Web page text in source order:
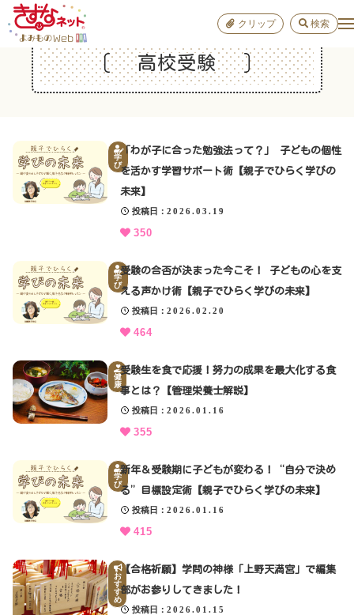
高校受験
学
び
「わが子に合った勉強法って？」 子どもの個性
を活かす学習サポート術【親子でひらく学びの
未来】
投稿日 2026.03.19
350
学
び
受験の合否が決まった今こそ！ 子どもの心を支
える声かけ術【親子でひらく学びの未来】
投稿日 2026.02.20
464
健
康
受験生を食で応援！努力の成果を最大化する食
事とは？【管理栄養士解説】
投稿日 2026.01.16
355
学
び
新年＆受験期に子どもが変わる！“自分で決め
る”目標設定術【親子でひらく学びの未来】
投稿日 2026.01.16
415
お
す
す
め
【合格祈願】学問の神様「上野天満宮」で編集
部がお参りしてきました！
投稿日 2026.01.15
クリップ 検索
学び
子育て
進路
健康
クリップ記事一覧
感想・声を送る
中部電力